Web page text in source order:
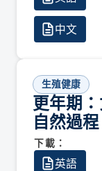
中文
生殖健康
更年期
自然過程
下載：
英語